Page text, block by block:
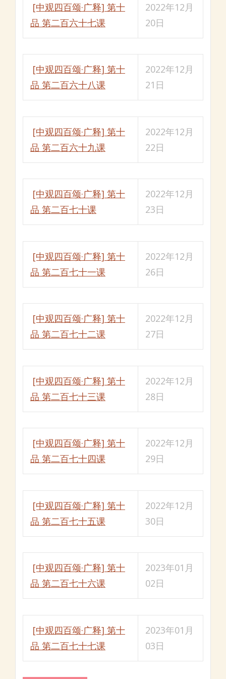
[中观四百颂·广释] 第十
品 第二百六十七课
2022年12月
20日
[中观四百颂·广释] 第十
品 第二百六十八课
2022年12月
21日
[中观四百颂·广释] 第十
品 第二百六十九课
2022年12月
22日
[中观四百颂·广释] 第十
品 第二百七十课
2022年12月
23日
[中观四百颂·广释] 第十
品 第二百七十一课
2022年12月
26日
[中观四百颂·广释] 第十
品 第二百七十二课
2022年12月
27日
[中观四百颂·广释] 第十
品 第二百七十三课
2022年12月
28日
[中观四百颂·广释] 第十
品 第二百七十四课
2022年12月
29日
[中观四百颂·广释] 第十
品 第二百七十五课
2022年12月
30日
[中观四百颂·广释] 第十
品 第二百七十六课
2023年01月
02日
[中观四百颂·广释] 第十
品 第二百七十七课
2023年01月
03日